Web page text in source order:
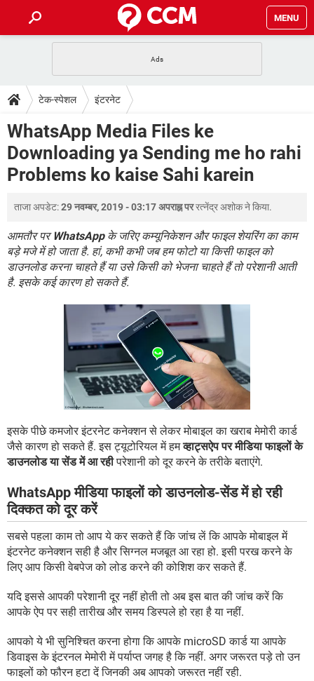
MENU
फोन पर अकाउंट बैलेंस चेक
WhatsApp Hack हो गया? Lucky Patcher यूज करें
टेक-स्पेशल
2020 के फ्री एंटीवायरस
बेस्ट फ्री ऑनलाइन गेम्स
डाउनलोड
Vidmate PUBG Mobile
WhatsRemoved+
FORUM
SBI बैंक अकाउंट नंबर पता करें
सीरियल और पैरलल पोर्ट
टेक-स्पेशल इंटरनेट
WhatsApp Media Files ke
Downloading ya Sending me ho rahi
Problems ko kaise Sahi karein
ताजा अपडेट:29 नवम्बर, 2019 - 03:17 अपराह्न पररत्नेंद्र अशोकने किया.
आमतौर परWhatsAppके जरिए कम्यूनिकेशन और फाइल शेयरिंग का काम
बड़े मजे में हो जाता है. हां, कभी कभी जब हम फोटो या किसी फाइल को
डाउनलोड करना चाहते हैं या उसे किसी को भेजना चाहते हैं तो परेशानी आती
है. इसके कई कारण हो सकते हैं.
इसके पीछे कमजोर इंटरनेट कनेक्शन से लेकर मोबाइल का खराब मेमोरी कार्ड
जैसे कारण हो सकते हैं. इस ट्यूटोरियल में हमव्हाट्सऐप पर मीडिया फाइलों के
डाउनलोड या सेंड में आ रहीपरेशानी को दूर करने के तरीके बताएंगे.
WhatsApp मीडिया फाइलों को डाउनलोड-सेंड में हो रही
दिक्कत को दूर करें
सबसे पहला काम तो आप ये कर सकते हैं कि जांच लें कि आपके मोबाइल में
इंटरनेट कनेक्शन सही है और सिग्नल मजबूत आ रहा हो. इसी परख करने के
लिए आप किसी वेबपेज को लोड करने की कोशिश कर सकते हैं.
यदि इससे आपकी परेशानी दूर नहीं होती तो अब इस बात की जांच करें कि
आपके ऐप पर सही तारीख और समय डिस्पले हो रहा है या नहीं.
आपको ये भी सुनिश्चित करना होगा कि आपके microSD कार्ड या आपके
डिवाइस के इंटरनल मेमोरी में पर्याप्त जगह है कि नहीं. अगर जरूरत पड़े तो उन
फाइलों को फौरन हटा दें जिनकी अब आपको जरूरत नहीं रही.